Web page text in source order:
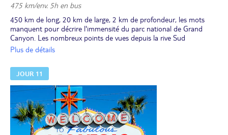
475 km/env. 5h en bus
450 km de long, 20 km de large, 2 km de profondeur, les mots
manquent pour décrire l'immensité du parc national de Grand
Canyon. Les nombreux points de vues depuis la rive Sud
permettent d'admirer le flamboiement des couleurs changeantes
Colorado qui s'écoule paisiblement.
En option, avec supplément, environ 245 $ US/pers, survol en
avionnette (25 minutes).
Déjeuner libre.
Reprenez l'I-40 vers l'Ouest, sur les traces de la Route 66, et vous
passerez par des villages typiques comme Seligman, arrêté dans le
temps, ou encore Kingman dont vous visiterez le musée historique
de la Route 66, très différent de celui de Clinton (jour 6).
Plus de détails
JOUR 11